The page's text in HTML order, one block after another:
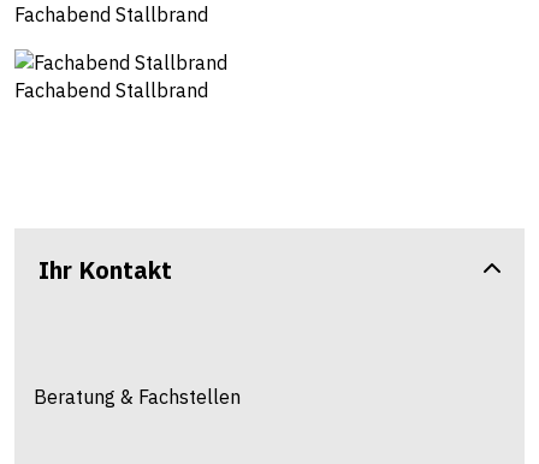
Fachabend Stallbrand
Fachabend Stallbrand
Ihr Kontakt
Beratung & Fachstellen